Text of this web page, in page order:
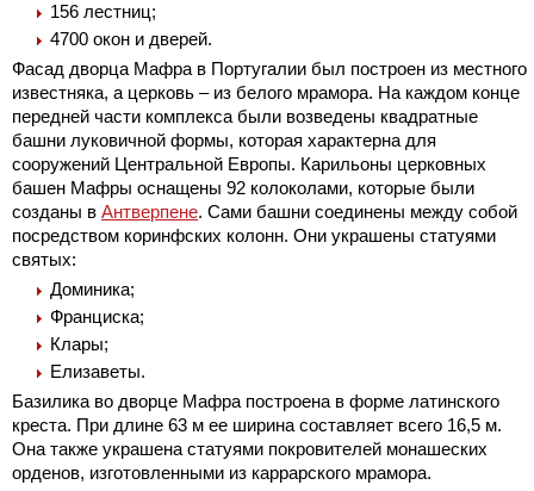
156 лестниц;
4700 окон и дверей.
Фасад дворца Мафра в Португалии был построен из местного
известняка, а церковь – из белого мрамора. На каждом конце
передней части комплекса были возведены квадратные
башни луковичной формы, которая характерна для
сооружений Центральной Европы. Карильоны церковных
башен Мафры оснащены 92 колоколами, которые были
созданы в Антверпене. Сами башни соединены между собой
посредством коринфских колонн. Они украшены статуями
святых:
Доминика;
Франциска;
Клары;
Елизаветы.
Базилика во дворце Мафра построена в форме латинского
креста. При длине 63 м ее ширина составляет всего 16,5 м.
Она также украшена статуями покровителей монашеских
орденов, изготовленными из каррарского мрамора.